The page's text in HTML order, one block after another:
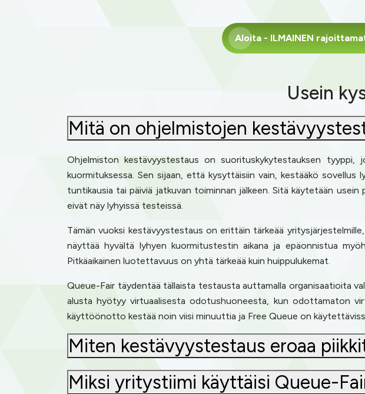
Aloita- ILMAINEN
Usein
Mitä on ohjelmistojen
Ohjelmiston kestävyystestaus on suorituskykytestauksen tyyppi,
kuormituksessa. Sen sijaan, että kysyttäisiin vain, kestääkö sovellus
tuntikausia tai päiviä jatkuvan toiminnan jälkeen. Sitä käytetään
eivät näy lyhyissä testeissä.
Tämän vuoksi kestävyystestaus on erittäin tärkeää
näyttää hyvältä lyhyen kuormitustestin aikana ja epäonnistua
Pitkäaikainen luotettavuus on yhtä tärkeää kuin huippulukemat.
Queue-Fair täydentää tällaista testausta auttamalla organisaatioita
alusta hyötyy virtuaalisesta odotushuoneesta, kun odottamaton
käyttöönotto kestää noin viisi minuuttia ja Free Queue on
Miten kestävyystestaus eroaa
Miksi yritystiimi käyttäisi Queue-